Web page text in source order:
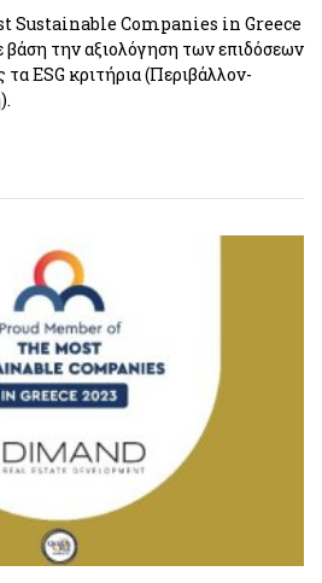
Sustainable Companies in Greece
βάση την αξιολόγηση των επιδόσεων
ESG κριτήρια (Περιβάλλον-